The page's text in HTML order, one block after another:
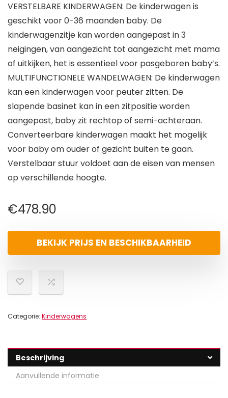
VERSTELBARE KINDERWAGEN: De kinderwagen is
geschikt voor 0-36 maanden baby. De
kinderwagenzitje kan worden aangepast in 3
neigingen, van aangezicht tot aangezicht met mama
of uitkijken, het is essentieel voor pasgeboren baby’s.
MULTIFUNCTIONELE WANDELWAGEN: De kinderwagen
kan een kinderwagen voor peuter zitten. De
slapende basinet kan in een zitpositie worden
aangepast, baby zit rechtop of semi-achteraan.
Converteerbare kinderwagen maakt het mogelijk
voor baby om ouder of gezicht buiten te gaan.
Verstelbaar stuur voldoet aan de eisen van mensen
op verschillende hoogte.
€478.90
BEKIJK PRIJS EN BESCHIKBAARHEID
Categorie: Kinderwagens
Beschrijving
Aanvullende informatie